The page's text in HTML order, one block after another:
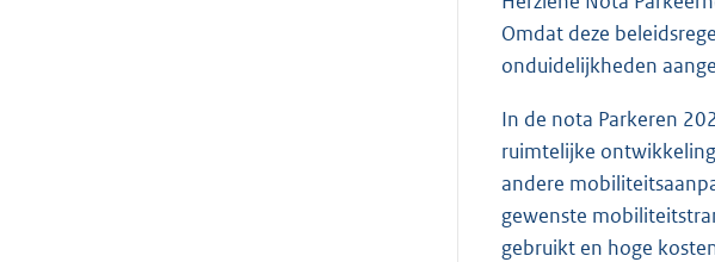
Omdat deze
onduidelijkheden
In de nota Parkeren
ruimtelijke
andere
gewenste
gebruikt en hoge